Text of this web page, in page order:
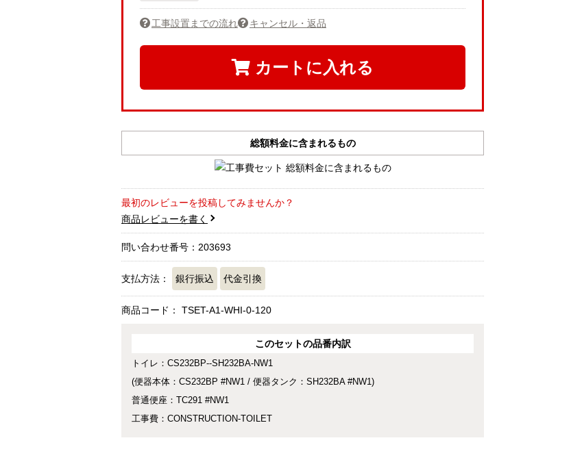
工事設置までの流れ キャンセル・返品
カートに入れる
総額料金に含まれるもの
最初のレビューを投稿してみませんか？
商品レビューを書く
問い合わせ番号：203693
支払方法： 銀行振込 代金引換
商品コード： TSET-A1-WHI-0-120
このセットの品番内訳
トイレ：CS232BP--SH232BA-NW1
(便器本体：CS232BP #NW1 / 便器タンク：SH232BA #NW1)
普通便座：TC291 #NW1
工事費：CONSTRUCTION-TOILET